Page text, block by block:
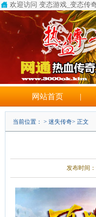
欢迎访问 变态游戏_变态传
网站首页 |
当前位置： > 迷失传奇> 正文
发布时间：